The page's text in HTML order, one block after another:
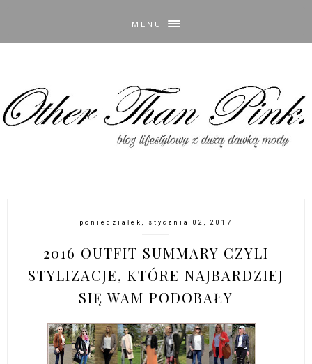
MENU
poniedziałek, stycznia 02, 2017
2016 OUTFIT SUMMARY CZYLI
STYLIZACJE, KTÓRE NAJBARDZIEJ
SIĘ WAM PODOBAŁY